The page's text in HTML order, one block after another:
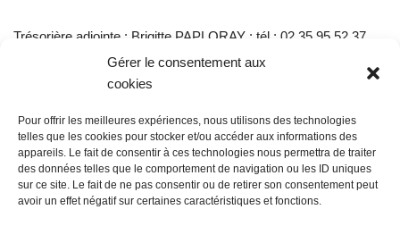
Gérer le consentement aux
cookies
Pour offrir les meilleures expériences, nous utilisons des technologies
telles que les cookies pour stocker et/ou accéder aux informations des
appareils. Le fait de consentir à ces technologies nous permettra de traiter
des données telles que le comportement de navigation ou les ID uniques
sur ce site. Le fait de ne pas consentir ou de retirer son consentement peut
avoir un effet négatif sur certaines caractéristiques et fonctions.
Trésorière adjointe : Brigitte PAPLORAY : tél : 02.35.95.52.37
Secrétaire : Catherine PLETS : tél : 06.23.03.40.34
Secrétaire adjointe : Annick BUREY : tél :06.67.41.27.86
@ Sainte Marie des Champs
Mentions légales